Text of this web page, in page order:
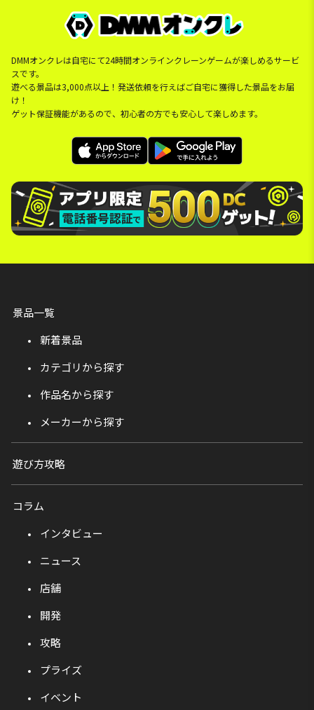
DMMオンクレは自宅にて24時間オンラインクレーンゲームが楽しめるサービ
スです。
遊べる景品は3,000点以上！発送依頼を行えばご自宅に獲得した景品をお届
け！
ゲット保証機能があるので、初心者の方でも安心して楽しめます。
景品一覧
新着景品
カテゴリから探す
作品名から探す
メーカーから探す
遊び方攻略
コラム
インタビュー
ニュース
店舗
開発
攻略
プライズ
イベント